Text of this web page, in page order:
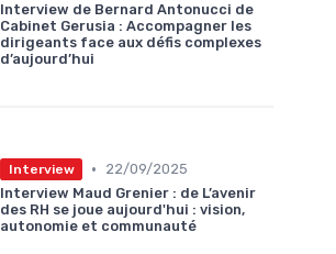
Interview de Bernard Antonucci de
Cabinet Gerusia : Accompagner les
dirigeants face aux défis complexes
d’aujourd’hui
Interview •
22/09/2025
Interview Maud Grenier : de L’avenir
des RH se joue aujourd'hui : vision,
autonomie et communauté